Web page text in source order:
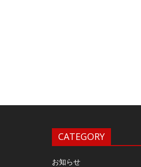
CATEGORY
お知らせ